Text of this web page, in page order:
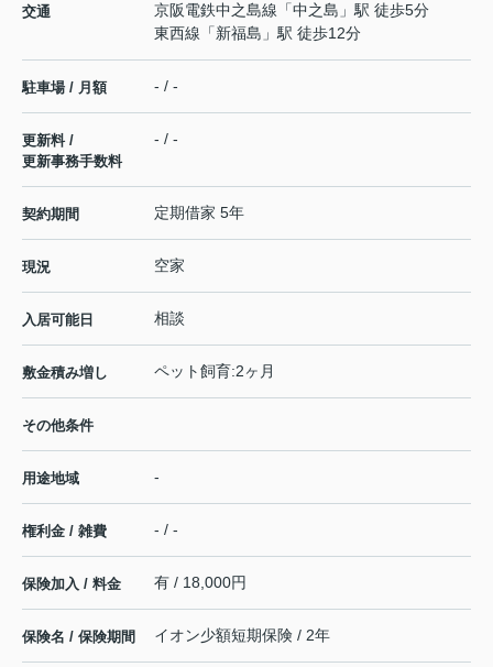
交通 京阪電鉄中之島線 「中之島 」駅 徒歩5分
東西線 「新福島 」駅 徒歩12分
駐車場 / 月額 - / -
更新料 /
更新事務手数料
- / -
契約期間 定期借家 5年
現況 空家
入居可能日 相談
敷金積み増し ペット飼育:2ヶ月
その他条件
用途地域 -
権利金 / 雑費 - / -
保険加入 / 料金 有 / 18,000円
保険名 / 保険期間 イオン少額短期保険 / 2年